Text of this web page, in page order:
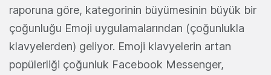
raporuna göre, kategorinin büyümesinin büyük bir
çoğunluğu Emoji uygulamalarından (çoğunlukla
klavyelerden) geliyor. Emoji klavyelerin artan
popülerliği çoğunluk Facebook Messenger,